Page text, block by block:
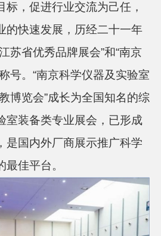
标，促进行业交流为己任，
的快速发展，历经二十一年
苏省优秀品牌展会”和“南京
号。“南京科学仪器及实验室
博览会”成长为全国知名的综
室装备类专业展会，已形成
是国内外厂商展示推广科学
佳平台。